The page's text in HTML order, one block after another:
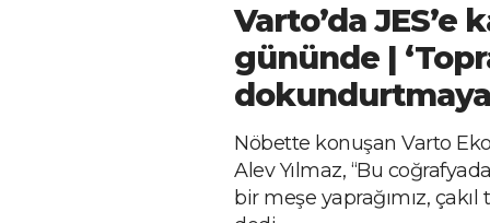
Varto’da JES’e
gününde |
Nöbette konuşan Varto
Alev Yılmaz, “Bu
bir meşe yaprağımız,